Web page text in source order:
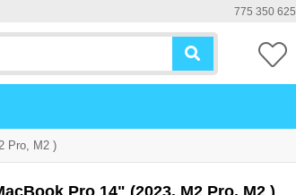
775 350 625
Pro, M2 )
Pro 14" (2023, M2 Pro, M2 )